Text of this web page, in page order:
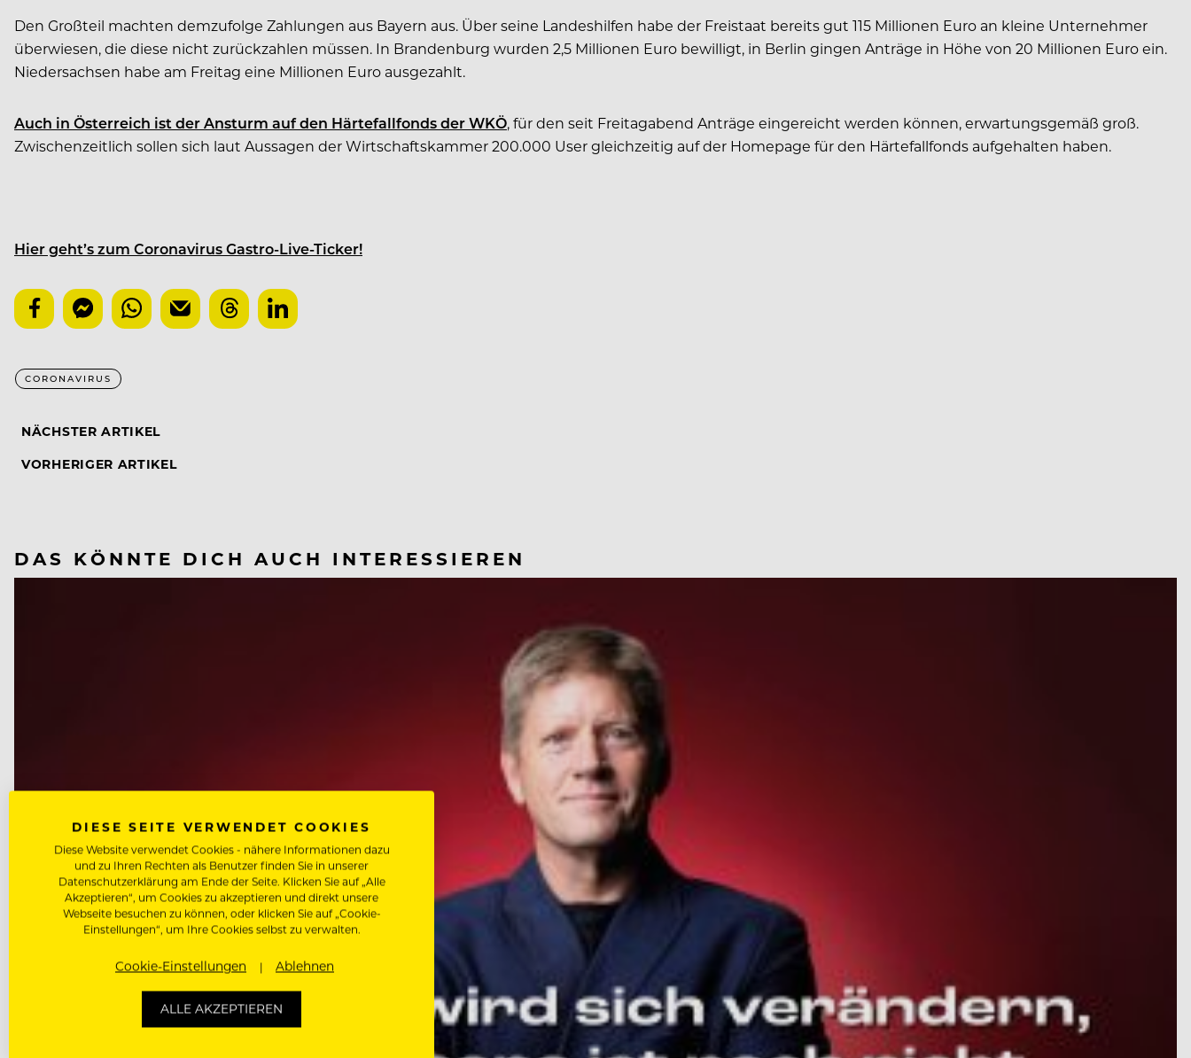
Den Großteil machten demzufolge Zahlungen aus Bayern aus. Über seine Landeshilfen habe der Freistaat bereits gut 115 Millionen Euro an kleine Unternehmer
überwiesen, die diese nicht zurückzahlen müssen. In Brandenburg wurden 2,5 Millionen Euro bewilligt, in Berlin gingen Anträge in Höhe von 20 Millionen Euro ein.
Niedersachsen habe am Freitag eine Millionen Euro ausgezahlt.
Auch in Österreich ist der Ansturm auf den Härtefallfonds der WKÖ, für den seit Freitagabend Anträge eingereicht werden können, erwartungsgemäß groß.
Zwischenzeitlich sollen sich laut Aussagen der Wirtschaftskammer 200.000 User gleichzeitig auf der Homepage für den Härtefallfonds aufgehalten haben.
Hier geht’s zum Coronavirus Gastro-Live-Ticker!
CORONAVIRUS
NÄCHSTER ARTIKEL
VORHERIGER ARTIKEL
DAS KÖNNTE DICH AUCH INTERESSIEREN
DIESE SEITE VERWENDET COOKIES
Diese Website verwendet Cookies - nähere Informationen dazu
und zu Ihren Rechten als Benutzer finden Sie in unserer
Datenschutzerklärung am Ende der Seite. Klicken Sie auf „Alle
Akzeptieren“, um Cookies zu akzeptieren und direkt unsere
Webseite besuchen zu können, oder klicken Sie auf „Cookie-
Einstellungen“, um Ihre Cookies selbst zu verwalten.
Cookie-Einstellungen Ablehnen
ALLE AKZEPTIEREN